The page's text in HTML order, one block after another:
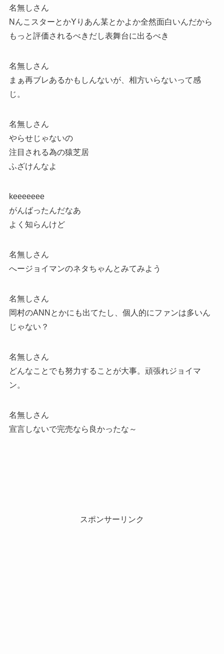
名無しさん
NんこスターとかYりあん某とかよか全然面白いんだから
もっと評価されるべきだし表舞台に出るべき
名無しさん
まぁ再ブレあるかもしんないが、相方いらないって感
じ。
名無しさん
やらせじゃないの
注目される為の猿芝居
ふざけんなよ
keeeeeee
がんばったんだなあ
よく知らんけど
名無しさん
へージョイマンのネタちゃんとみてみよう
名無しさん
岡村のANNとかにも出てたし、個人的にファンは多いん
じゃない？
名無しさん
どんなことでも努力することが大事。頑張れジョイマ
ン。
名無しさん
宣言しないで完売なら良かったな～
スポンサーリンク